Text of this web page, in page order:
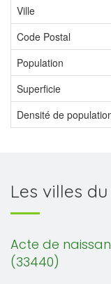
Ville
Code Postal
Population
Superficie
Densité de
Les villes
Acte de
(33440)